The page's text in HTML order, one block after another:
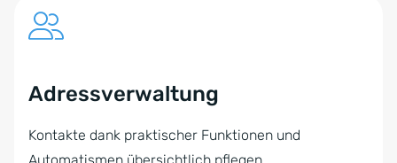
Adressverwaltung
Kontakte dank praktischer Funktionen und